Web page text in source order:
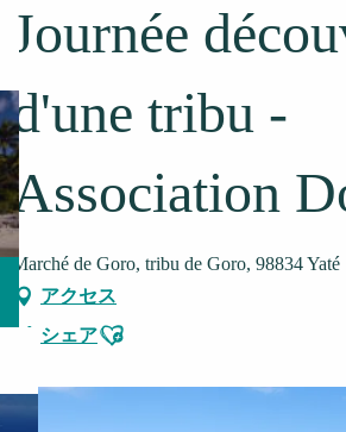
Journée
d'une tribu -
Association
Marché de Goro, tribu de Goro, 98834 Yaté
アクセス
シェアAjouter aux favoris